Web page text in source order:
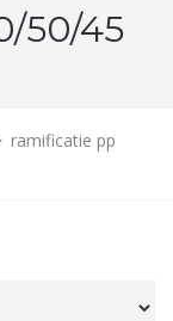
50/45
ramificatie pp